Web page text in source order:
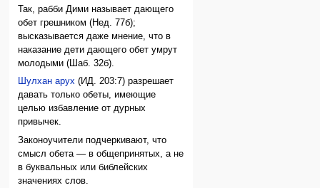
Так, рабби Дими называет дающего
обет грешником (Нед. 77б);
высказывается даже мнение, что в
наказание дети дающего обет умрут
молодыми (Шаб. 32б).
Шулхан арух (ИД. 203:7) разрешает
давать только обеты, имеющие
целью избавление от дурных
привычек.
Законоучители подчеркивают, что
смысл обета — в общепринятых, а не
в буквальных или библейских
значениях слов.